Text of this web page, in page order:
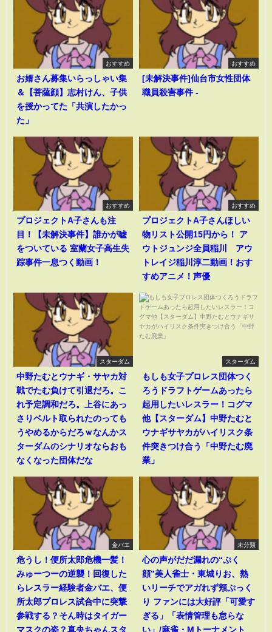
おすすめ
お婿さん募集いらっしゃい集
＆【菩薩顔】志村けん、子供
を授かってた「共演したかっ
た」
おすすめ
[未解決事件]仙台市女性団体
職員殺害事件 -
おすすめ
プロジェクトA子さんも注
目！【未解決事件】誰かが嘘
をついている 室蘭女子高生失
踪事件一息つく動画！
おすすめ
プロジェクトA子さんほしい
物リスト公開15円から！ ア
ウトジュンジ全員稲川 アウ
トレイジ稲川淳二動画！おす
すめアニメ！声優
スターダム
中野たむとウナギ・サヤカ対
戦でたむ負けて引退だろ。こ
れ予定調和だろ。上谷にあっ
さりベルト取られたのっても
うやめるからだろｗなんかス
ターダムのシナリオならおも
なくなった団体だな
スターダム
もしも女子プロレス団体つく
ろうドラフトゲームあったら
起用したいレスラー！コグマ
他【スターダム】中野たむと
ウナギサヤカがハイリスク条
件突きつけ合う「中野たむ廃
業」
金バエ
危うし！便所太郎危機一髪！
みゅーつーの逆襲！回復した
らレスラー経験者金バエ、便
所太郎プロレス試合中に突撃
参戦する？そん時はタイガー
マスクの姿？真央ちゃんスタ
未分類
心の声がだだ漏れの“ぷく
顔”美人雀士・東城りお、熱
いリーチでアガれず頬ぷっく
り ファンには大好評「可愛す
ぎる」「表情管理も怠らな
い」/麻雀・Mトーナメント